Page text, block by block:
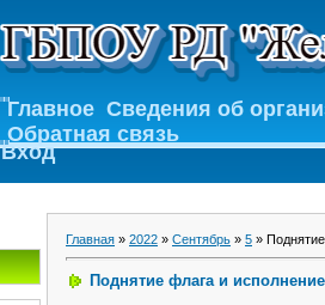
Главное Сведения об
Обратная связь
Вход
Главная » 2022 » Сентябрь » 5 »
Поднятие флага и